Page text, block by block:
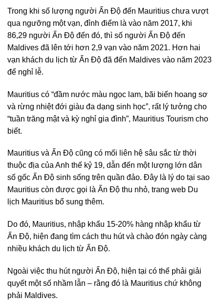
Trong khi số lượng người Ấn Độ đến Mauritius chưa vượt
qua ngưỡng một vạn, đỉnh điểm là vào năm 2017, khi
86,29 người Ấn Độ đến đó, thì số người Ấn Độ đến
Maldives đã lên tới hơn 2,9 vạn vào năm 2021. Hơn hai
vạn khách du lịch từ Ấn Độ đã đến Maldives vào năm 2023
để nghỉ lễ.
Mauritius có “đầm nước màu ngọc lam, bãi biển hoang sơ
và rừng nhiệt đới giàu đa dạng sinh học”, rất lý tưởng cho
“tuần trăng mật và kỳ nghỉ gia đình”, Mauritius Tourism cho
biết.
Mauritius và Ấn Độ cũng có mối liên hệ sâu sắc từ thời
thuộc địa của Anh thế kỷ 19, dẫn đến một lượng lớn dân
số gốc Ấn Độ sinh sống trên quần đảo. Đây là lý do tại sao
Mauritius còn được gọi là Ấn Độ thu nhỏ, trang web Du
lịch Mauritius bổ sung thêm.
Do đó, Mauritius, nhập khẩu 15-20% hàng nhập khẩu từ
Ấn Độ, hiện đang tìm cách thu hút và chào đón ngày càng
nhiều khách du lịch từ Ấn Độ.
Ngoài việc thu hút người Ấn Độ, hiện tại có thể phải giải
quyết một số nhầm lẫn – rằng đó là Mauritius chứ không
phải Maldives.